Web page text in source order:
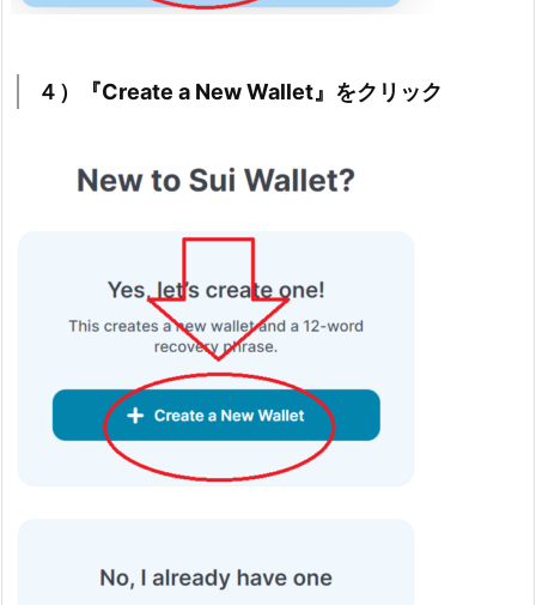
４）『Create a New Wallet』をクリック